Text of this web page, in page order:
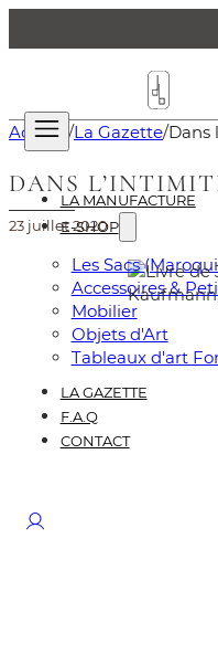
LA MANUFACTURE
E-SHOP
Les Sacs
Accessoires &
Mobilier
Objets d'Art
Tableaux d'art
LA GAZETTE
F.A.Q
CONTACT
Accueil /La Gazette/Dans
DANS
23 juillet 2020